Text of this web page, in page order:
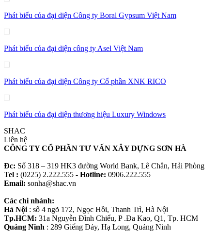
Phát biểu của đại diện Công ty Boral Gypsum Việt Nam
Phát biểu của đại diện công ty Asel Việt Nam
Phát biểu của đại diện Công ty Cổ phần XNK RICO
Phát biểu của đại diện thương hiệu Luxury Windows
SHAC
Liên hệ
CÔNG TY CỔ PHẦN TƯ VẤN XÂY DỰNG SƠN HÀ
Đc: Số 318 – 319 HK3 đường World Bank, Lê Chân, Hải Phòng
Tel : (0225) 2.222.555 - Hotline: 0906.222.555
Email: sonha@shac.vn
Các chi nhánh:
Hà Nội : số 4 ngõ 172, Ngọc Hồi, Thanh Trì, Hà Nội
Tp.HCM: 31a Nguyễn Đình Chiểu, P .Đa Kao, Q1, Tp. HCM
Quảng Ninh : 289 Giếng Đáy, Hạ Long, Quảng Ninh